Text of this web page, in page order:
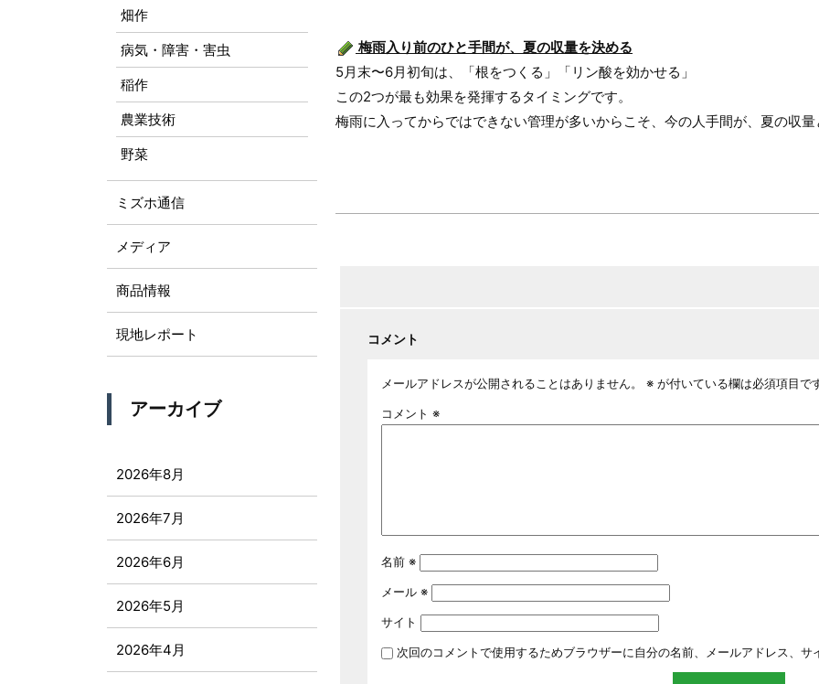
梅雨入り前のひと手間が、夏の収量を決める
5月末〜6月初旬は、「根をつくる」「リン酸を効かせる」
この2つが最も効果を発揮するタイミングです。
梅雨に入ってからではできない管理が多いからこそ、今の人手間が、夏の収
コメント
メールアドレスが公開されることはありません。 ※ が付いている欄は必須項目で
コメント ※
名前 ※
メール ※
サイト
次回のコメントで使用するためブラウザーに自分の名前、メールアドレス、サ
畑作
病気・障害・害虫
稲作
農業技術
野菜
ミズホ通信
メディア
商品情報
現地レポート
アーカイブ
2026年8月
2026年7月
2026年6月
2026年5月
2026年4月